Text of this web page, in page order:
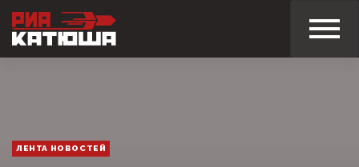
ЛЕНТА НОВОСТЕЙ